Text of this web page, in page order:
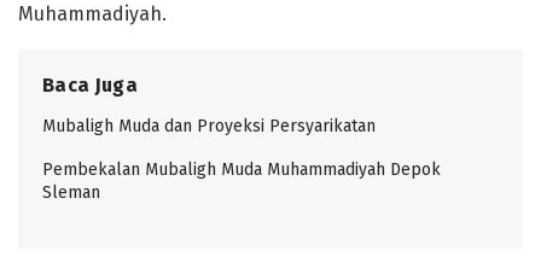
Muhammadiyah.
Baca Juga
Mubaligh Muda dan Proyeksi Persyarikatan
Pembekalan Mubaligh Muda Muhammadiyah Depok
Sleman